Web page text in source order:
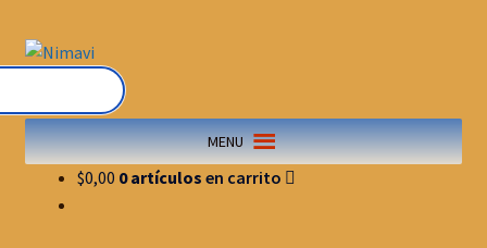
Saltar
Ir
MENU
$0,00 0 artículos